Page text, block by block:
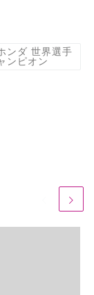
ンダ 世界選手
ンピオン